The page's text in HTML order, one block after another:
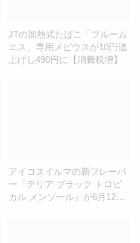
JTの加熱式たばこ「プルーム
エス」専用メビウスが10円値
上げし490円に【消費税増】
アイコスイルマの新フレーバ
ー「テリア ブラック トロピ
カル メンソール」が6月12日